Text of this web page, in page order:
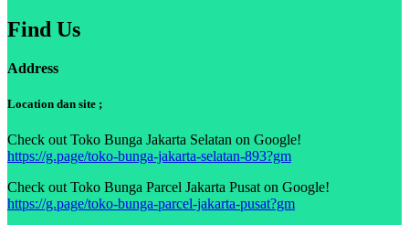
Find Us
Address
Location dan site ;
Check out Toko Bunga Jakarta Selatan on Google!
https://g.page/toko-bunga-jakarta-selatan-893?gm
Check out Toko Bunga Parcel Jakarta Pusat on Google!
https://g.page/toko-bunga-parcel-jakarta-pusat?gm